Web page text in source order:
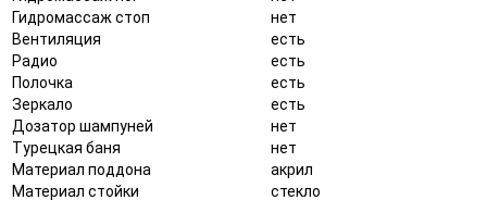
Гидромассаж стоп
нет
Вентиляция
есть
Радио
есть
Полочка
есть
Зеркало
есть
Дозатор шампуней
нет
Турецкая баня
нет
Материал поддона
акрил
Материал стойки
стекло